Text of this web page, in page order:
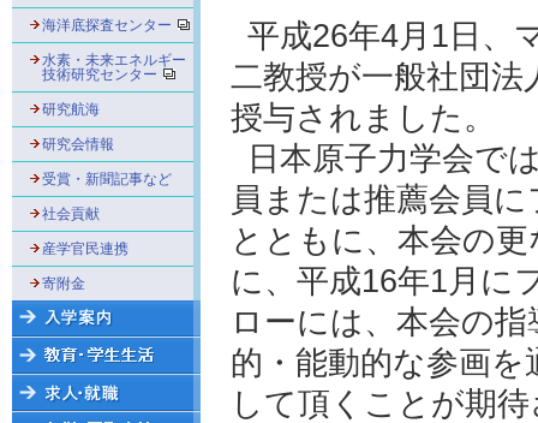
海洋底探査センター
水素・未来エネルギー
技術研究センター
研究航海
研究会情報
受賞・新聞記事など
社会貢献
産学官民連携
寄附金
平成26年4月1日
二教授が一般社団
授与されました。
日本原子力学会で
員または推薦会員
とともに、本会の
に、平成16年1月に
ローには、本会の
的・能動的な参画
して頂くことが期